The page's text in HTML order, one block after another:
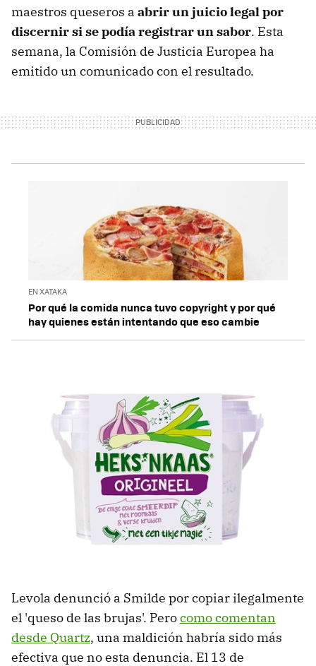
maestros queseros a abrir un juicio legal por
discernir si se podía registrar un sabor. Esta
semana, la Comisión de Justicia Europea ha
emitido un comunicado con el resultado.
EN XATAKA
Por qué la comida nunca tuvo copyright y por qué
hay quienes están intentando que eso cambie
Levola denunció a Smilde por copiar ilegalmente
el 'queso de las brujas'. Perocomo comentan
desde Quartz, una maldición habría sido más
efectiva que no esta denuncia. El 13 de